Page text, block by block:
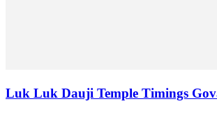
Luk Luk Dauji Temple Timings